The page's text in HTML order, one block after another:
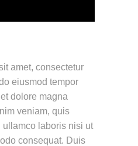
amet, consectetur
eiusmod tempor
dolore magna
veniam, quis
ullamco laboris nisi ut
consequat. Duis